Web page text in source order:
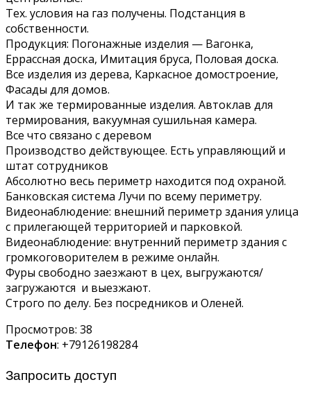
Тех. условия на газ получены. Подстанция в
собственности.
Продукция: Погонажные изделия — Вагонка,
Еррассная доска, Имитация бруса, Половая доска.
Все изделия из дерева, Каркасное домостроение,
Фасады для домов.
И так же термированные изделия. Автоклав для
термирования, вакуумная сушильная камера.
Все что связано с деревом
Производство действующее. Есть управляющий и
штат сотрудников
Абсолютно весь периметр находится под охраной.
Банковская система Лучи по всему периметру.
Видеонаблюдение: внешний периметр здания улица
с прилегающей территорией и парковкой.
Видеонаблюдение: внутренний периметр здания с
громкоговорителем в режиме онлайн.
Фуры свободно заезжают в цех, выгружаются/
загружаются и выезжают.
Строго по делу. Без посредников и Оленей.
Просмотров: 38
Телефон: +79126198284
Запросить доступ